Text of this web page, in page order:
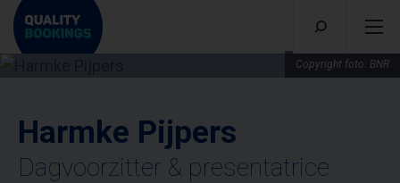
Copyright foto: BNR
Harmke Pijpers
Dagvoorzitter & presentatrice